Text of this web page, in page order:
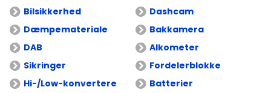
Bilsikkerhed
Dashcam
Dæmpemateriale
Bakkamera
DAB
Alkometer
Sikringer
Fordelerblokke
Hi-/Low-konvertere
Batterier